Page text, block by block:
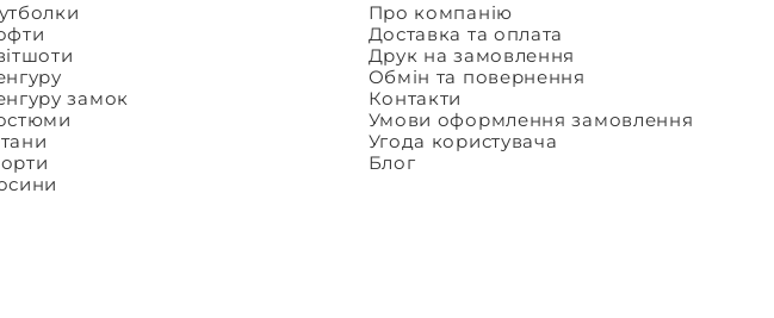
замок
Про компанію
Доставка та оплата
Друк на замовлення
Обмін та повернення
Контакти
Умови оформлення замовлення
Угода користувача
Блог